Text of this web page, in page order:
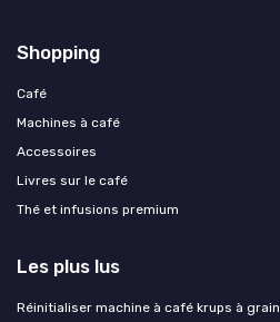
Shopping
Café
Machines à café
Accessoires
Livres sur le café
Thé et infusions premium
Les plus lus
Réinitialiser machine à café krups à grain